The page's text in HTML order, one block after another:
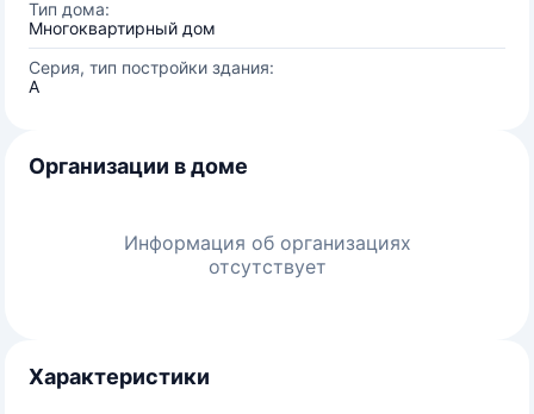
Тип дома:
Многоквартирный дом
Серия, тип постройки здания:
A
Организации в доме
Информация об организациях
отсутствует
Характеристики